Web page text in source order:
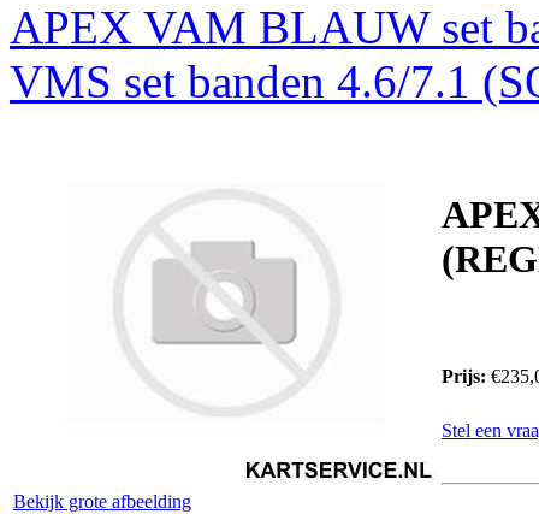
APEX VAM BLAUW set
VMS set banden 4.6/7.1
Bekijk grote afbeelding
Prijs:
Stel een